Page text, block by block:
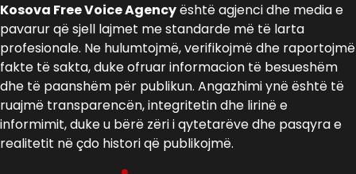
Kosova Free Voice Agencyështë agjenci dhe media e
pavarur që sjell lajmet me standarde më të larta
profesionale. Ne hulumtojmë, verifikojmë dhe raportojmë
fakte të sakta, duke ofruar informacion të besueshëm
dhe të paanshëm për publikun. Angazhimi ynë është të
ruajmë transparencën, integritetin dhe lirinë e
informimit, duke u bërë zëri i qytetarëve dhe pasqyra e
realitetit në çdo histori që publikojmë.